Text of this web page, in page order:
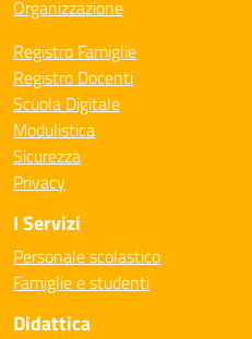
Organizzazione
Registro Famiglie
Registro Docenti
Scuola Digitale
Modulistica
Sicurezza
Privacy
I Servizi
Personale scolastico
Famiglie e studenti
Didattica